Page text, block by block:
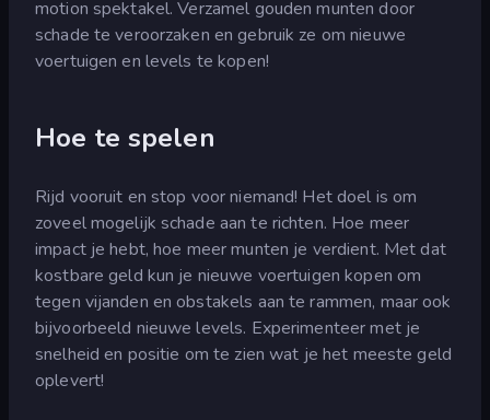
motion spektakel. Verzamel gouden munten door
schade te veroorzaken en gebruik ze om nieuwe
voertuigen en levels te kopen!
Hoe te spelen
Rijd vooruit en stop voor niemand! Het doel is om
zoveel mogelijk schade aan te richten. Hoe meer
impact je hebt, hoe meer munten je verdient. Met dat
kostbare geld kun je nieuwe voertuigen kopen om
tegen vijanden en obstakels aan te rammen, maar ook
bijvoorbeeld nieuwe levels. Experimenteer met je
snelheid en positie om te zien wat je het meeste geld
oplevert!